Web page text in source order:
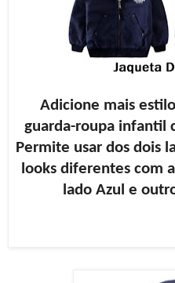
Adicione mais
guarda-roupa infantil
Permite usar dos dois
looks diferentes com
lado Azul e